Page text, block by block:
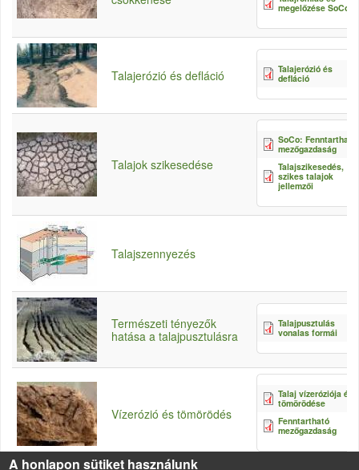
megelőzése SoCo
Talajerózió és defláció
Talajerózió és
defláció
Talajok szikesedése
SoCo: Fenntartható
mezőgazdaság
Talajszikesedés,
szikes talajok
jellemzői
Talajszennyezés
Természeti tényezők
hatása a talajpusztulásra
Talajpusztulás
vonalas formái
Vízerózió és tömörödés
Talaj vízeróziója és
tömörödése
Fenntartható
mezőgazdaság
A honlapon sütiket használunk